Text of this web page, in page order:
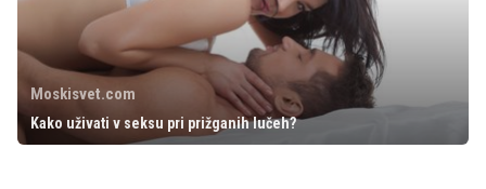
Moskisvet.com
Kako uživati v seksu pri prižganih lučeh?